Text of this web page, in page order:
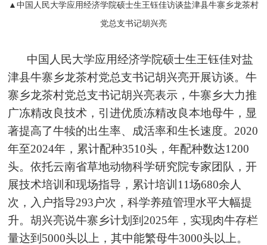
▲中国人民大学应用经济学院硕士生王钰佳访谈盐津县牛寨乡龙茶村
党总支书记胡兴亮
中国人民大学应用经济学院硕士生王钰佳对盐
津县牛寨乡龙茶村党总支书记胡兴亮开展访谈。牛
寨乡龙茶村党总支书记胡兴亮表示，牛寨乡大力推
广冻精改良技术，引进优质冻精改良本地母牛，显
著提高了牛犊的出生率、成活率和生长速度。2020
年至2024年，累计配种3510头，年配种数达1200
头。依托云南省草地动物科学研究院专家团队，开
展技术培训和现场指导，累计培训11场680余人
次，入户指导293户次，科学养殖管理水平大幅提
升。胡兴亮说牛寨乡计划到2025年，实现肉牛存栏
量达到5000头以上，其中能繁母牛3000头以上。